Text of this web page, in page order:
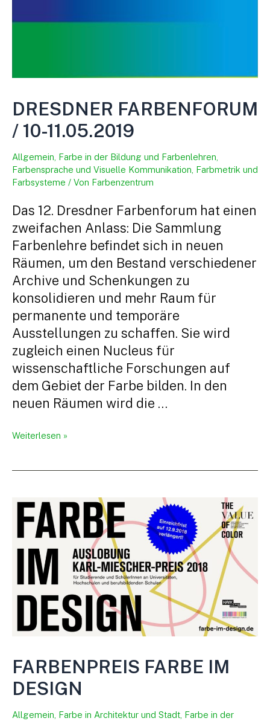
DRESDNER FARBENFORUM
/ 10-11.05.2019
Allgemein Farbe in der Bildung und Farbenlehren
Farbensprache und Visuelle Kommunikation Farbmetrik und
Farbsysteme / Von Farbenzentrum
Das 12. Dresdner Farbenforum hat einen
zweifachen Anlass: Die Sammlung
Farbenlehre befindet sich in neuen
Räumen, um den Bestand verschiedener
Archive und Schenkungen zu
konsolidieren und mehr Raum für
permanente und temporäre
Ausstellungen zu schaffen. Sie wird
zugleich einen Nucleus für
wissenschaftliche Forschungen auf
dem Gebiet der Farbe bilden. In den
neuen Räumen wird die …
Dresdner
/
11.05.2019
Weiterlesen »
FARBENPREIS FARBE IM
DESIGN
Allgemein Farbe in Architektur und Stadt Farbe in der